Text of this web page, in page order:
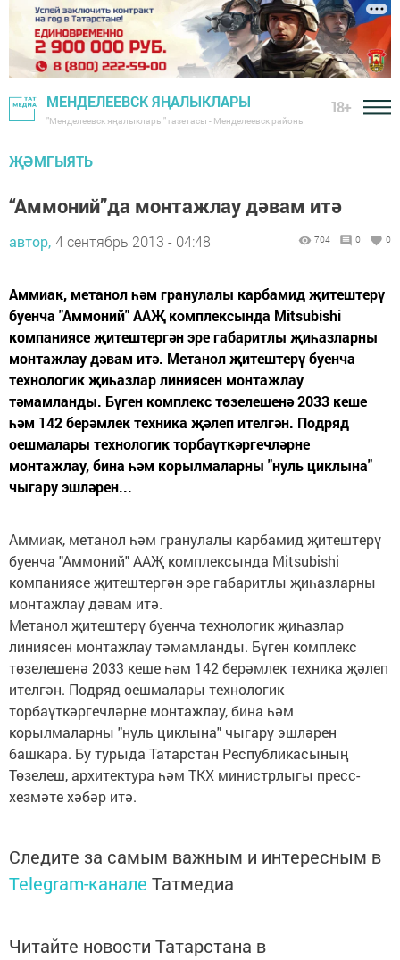
МЕНДЕЛЕЕВСК ЯҢАЛЫКЛАРЫ
"Менделеевск яңалыклары" газетасы - Менделеевск районы
18+
ҖӘМГЫЯТЬ
“Аммоний”да монтажлау дәвам итә
автор, 4 сентябрь 2013 - 04:48 704 0 0
Аммиак, метанол һәм гранулалы карбамид җитештерү
буенча "Аммоний" ААҖ комплексында Mitsubishi
компаниясе җитештергән эре габаритлы җиһазларны
монтажлау дәвам итә. Метанол җитештерү буенча
технологик җиһазлар линиясен монтажлау
тәмамланды. Бүген комплекс төзелешенә 2033 кеше
һәм 142 берәмлек техника җәлеп ителгән. Подряд
оешмалары технологик торбаүткәргечләрне
монтажлау, бина һәм корылмаларны "нуль циклына"
чыгару эшләрен...
Аммиак, метанол һәм гранулалы карбамид җитештерү
буенча "Аммоний" ААҖ комплексында Mitsubishi
компаниясе җитештергән эре габаритлы җиһазларны
монтажлау дәвам итә.
Метанол җитештерү буенча технологик җиһазлар
линиясен монтажлау тәмамланды. Бүген комплекс
төзелешенә 2033 кеше һәм 142 берәмлек техника җәлеп
ителгән. Подряд оешмалары технологик
торбаүткәргечләрне монтажлау, бина һәм
корылмаларны "нуль циклына" чыгару эшләрен
башкара. Бу турыда Татарстан Республикасының
Төзелеш, архитектура һәм ТКХ министрлыгы пресс-
хезмәте хәбәр итә.
Следите за самым важным и интересным в
Telegram-канале Татмедиа
Читайте новости Татарстана в